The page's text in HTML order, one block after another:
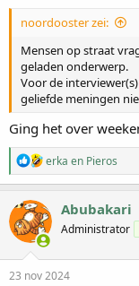
noordooster zei:
Mensen op straat
geladen onderwerp.
Voor de
geliefde meningen
Ging het over
W
a
a
r
d
e
r
i
n
erka en Pieros
Abubakari
Administrator
23 nov 2024